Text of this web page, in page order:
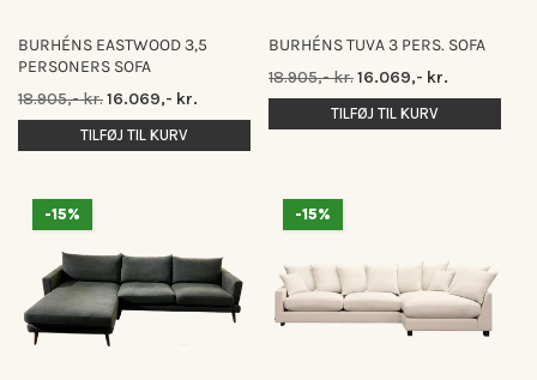
BURHÉNS EASTWOOD 3,5
PERSONERS SOFA
Normalpris
18.905,- kr.Udsalgspris
16.069,- kr.
TILFØJ TIL KURV
BURHÉNS TUVA 3 PERS. SOFA
Normalpris
18.905,- kr.Udsalgspris
16.069,- kr.
TILFØJ TIL KURV
-15% -15%